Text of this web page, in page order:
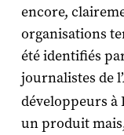
encore,
organisations
été identifiés
journalistes de
développeurs à
un produit